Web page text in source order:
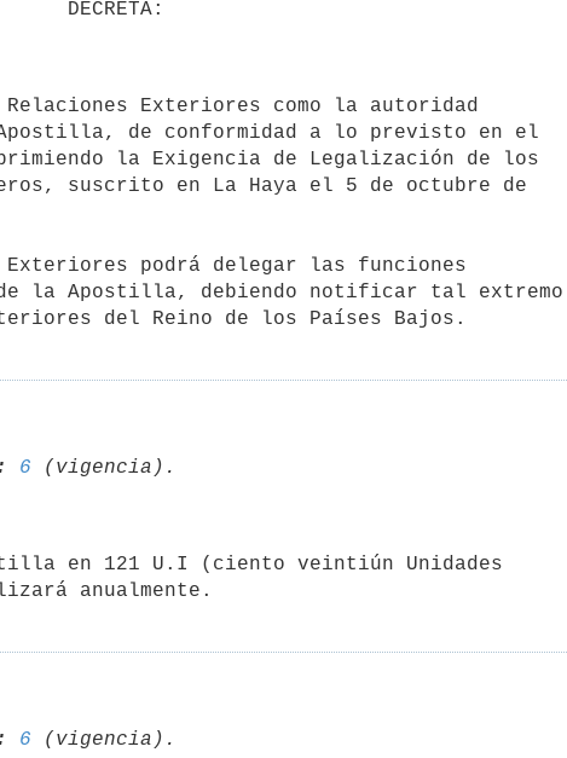
de conformidad a lo previsto en el
la Exigencia de Legalización de los
suscrito en La Haya el 5 de octubre de
podrá delegar las funciones
la Apostilla, debiendo notificar tal extremo
6
6